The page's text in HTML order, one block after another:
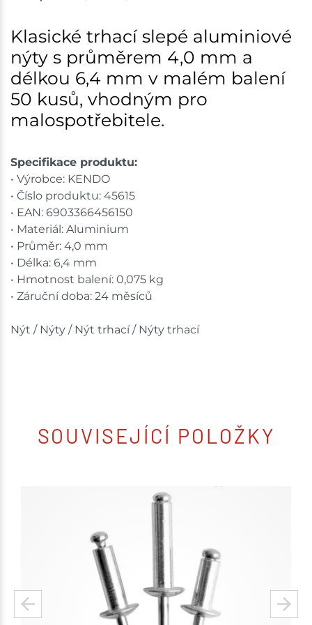
Mohelnice
Skladem na prodejně - doručení do 7 dnů
8 bal
Nové Město
Skladem na prodejně - doručení do 7 dnů
Skladem na prodejně - doručení do 7 dnů
Skuteč
Skladem na prodejně - doručení do 7 dnů
Skladové množství na prodejnách je pouze orientační.
Ceny na prodejnách se mohou lišit od cen na e-
Klasické trhací slepé aluminiové
nýty s průměrem 4,0 mm a
délkou 6,4 mm v malém balení
50 kusů, vhodným pro
malospotřebitele.
Specifikace produktu:
• Výrobce: KENDO
• Číslo produktu: 45615
• EAN: 6903366456150
• Materiál: Aluminium
• Průměr: 4,0 mm
• Délka: 6,4 mm
• Hmotnost balení: 0,075 kg
• Záruční doba: 24 měsíců
Nýt / Nýty / Nýt trhací / Nýty trhací
SOUVISEJÍCÍ POLOŽKY